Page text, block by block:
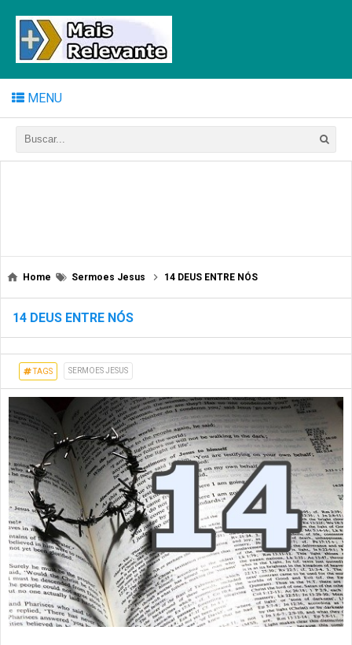
MENU
Home Sermoes Jesus 14 DEUS ENTRE NÓS
14 DEUS ENTRE NÓS
TAGS SERMOES JESUS